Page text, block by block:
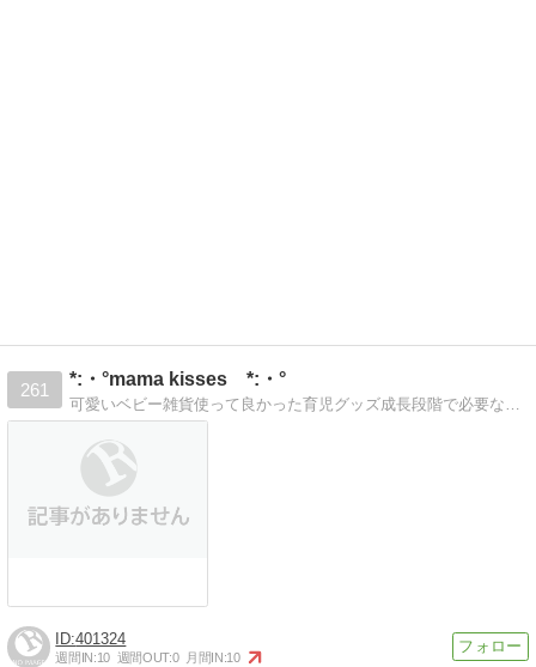
261
*:・°mama kisses *:・°
401324
週間IN:10 週間OUT:0 月間IN:10